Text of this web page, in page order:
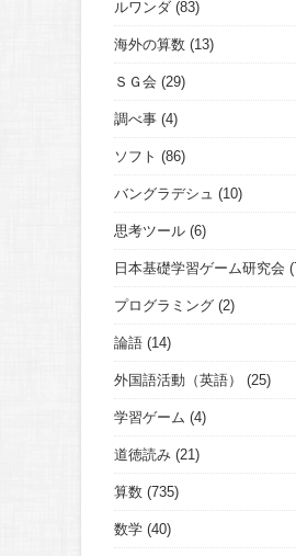
ルワンダ (83)
海外の算数 (13)
ＳＧ会 (29)
調べ事 (4)
ソフト (86)
バングラデシュ (10)
思考ツール (6)
日本基礎学習ゲーム研究会
プログラミング (2)
論語 (14)
外国語活動（英語） (25)
学習ゲーム (4)
道徳読み (21)
算数 (735)
数学 (40)